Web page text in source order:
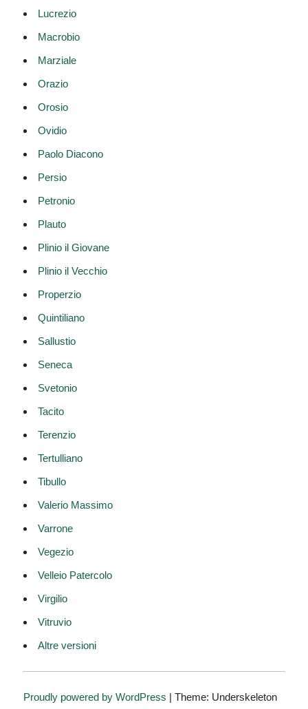
Lucrezio
Macrobio
Marziale
Orazio
Orosio
Ovidio
Paolo Diacono
Persio
Petronio
Plauto
Plinio il Giovane
Plinio il Vecchio
Properzio
Quintiliano
Sallustio
Seneca
Svetonio
Tacito
Terenzio
Tertulliano
Tibullo
Valerio Massimo
Varrone
Vegezio
Velleio Patercolo
Virgilio
Vitruvio
Altre versioni
Proudly powered by WordPress | Theme: Underskeleton